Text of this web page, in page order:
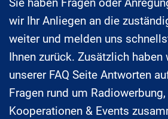
Sie haben Fragen oder
wir Ihr Anliegen an die
weiter und melden uns
Ihnen zurück. Zusätzlich haben
unserer FAQ Seite Antworten
Fragen rund um
Kooperationen & Events